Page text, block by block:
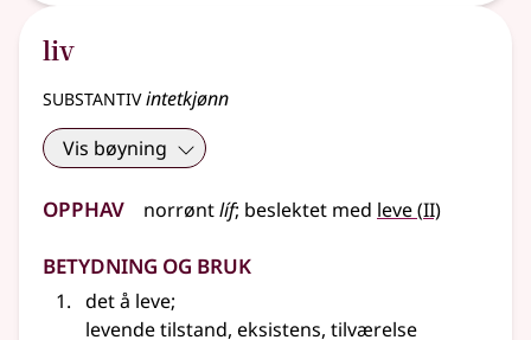
liv
substantivintetkjønn
Vis bøyning
Opphav norrøntlíf; beslektet med leve(2
II)
Betydning og bruk
det å leve;
levende tilstand, eksistens, tilværelse